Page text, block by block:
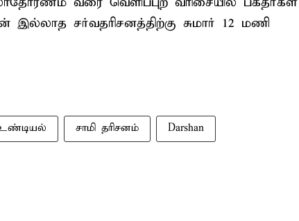
இல்லாத சர்வதரிசனத்திற்கு சுமார் 12 மணி
சாமி தரிசனம் Darshan